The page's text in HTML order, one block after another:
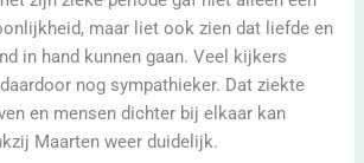
maar liet ook zien dat liefde en
in hand kunnen gaan. Veel kijkers
nog sympathieker. Dat ziekte
en mensen dichter bij elkaar kan
Maarten weer duidelijk.